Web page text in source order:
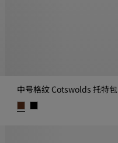
中号格纹 Cotswolds 托特包